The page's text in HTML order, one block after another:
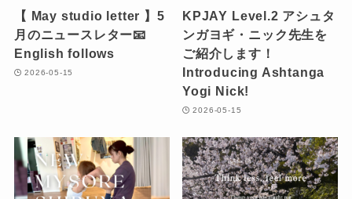
【 May studio letter 】5
月のニュースレター📧
English follows
2026-05-15
KPJAY Level.2 アシュタ
ンガヨギ・ニック先生を
ご紹介します！
Introducing Ashtanga
Yogi Nick!
2026-05-15